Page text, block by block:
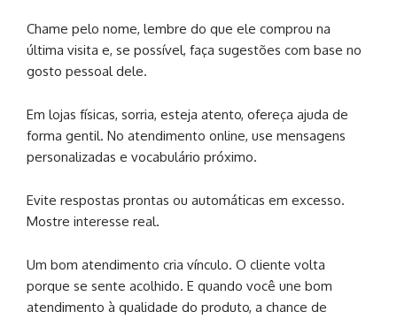
Chame pelo nome, lembre do que ele comprou na
última visita e, se possível, faça sugestões com base no
gosto pessoal dele.
Em lojas físicas, sorria, esteja atento, ofereça ajuda de
forma gentil. No atendimento online, use mensagens
personalizadas e vocabulário próximo.
Evite respostas prontas ou automáticas em excesso.
Mostre interesse real.
Um bom atendimento cria vínculo. O cliente volta
porque se sente acolhido. E quando você une bom
atendimento à qualidade do produto, a chance de